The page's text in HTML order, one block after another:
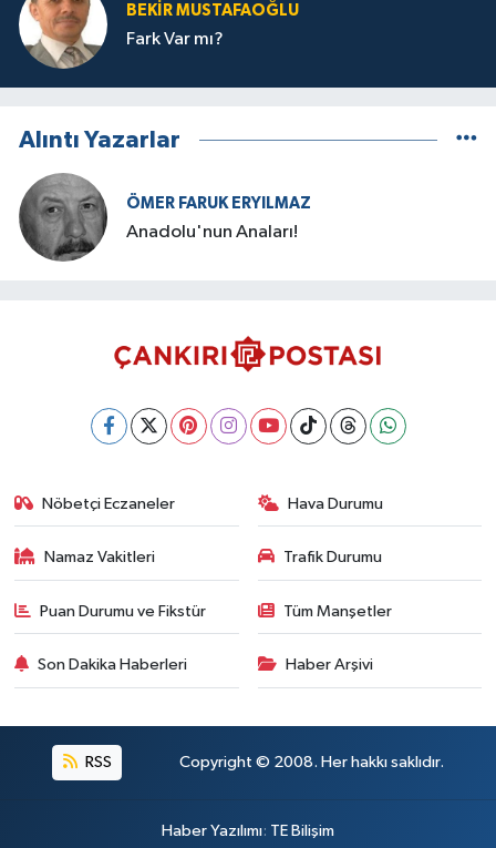
BEKIR MUSTAFAOĞLU
Fark Var mı?
Alıntı Yazarlar
ÖMER FARUK ERYILMAZ
Anadolu'nun Anaları!
Nöbetçi Eczaneler Hava Durumu
Namaz Vakitleri Trafik Durumu
Puan Durumu ve Fikstür Tüm Manşetler
Son Dakika Haberleri Haber Arşivi
RSS Copyright © 2008. Her hakkı saklıdır.
Haber Yazılımı: TE Bilişim